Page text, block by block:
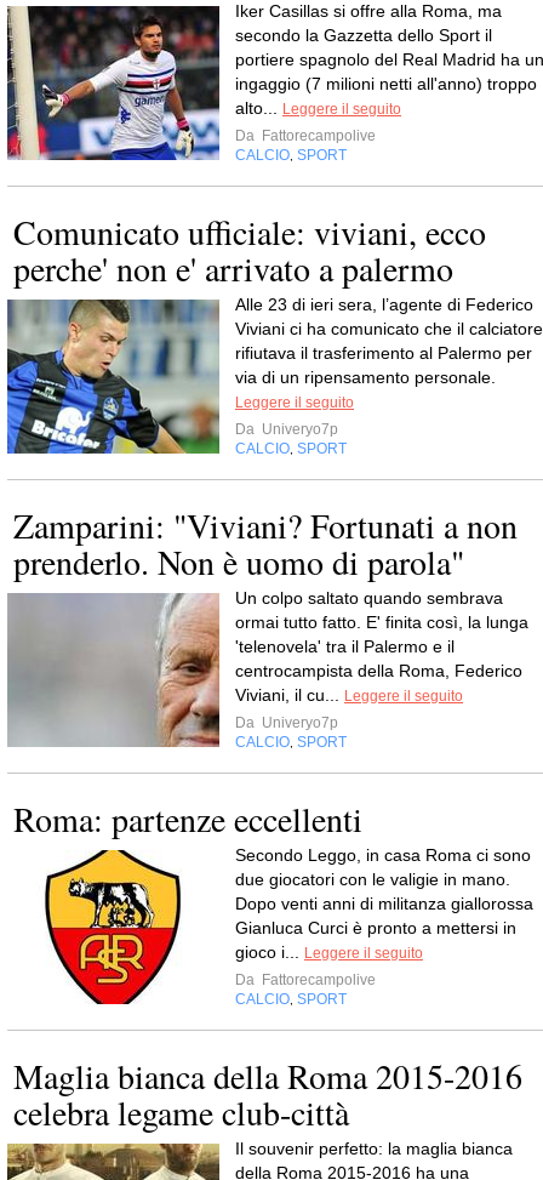
Iker Casillas si offre alla Roma, ma
secondo la Gazzetta dello Sport il
portiere spagnolo del Real Madrid ha un
ingaggio (7 milioni netti all'anno) troppo
alto...
Leggere il seguito
Da Fattorecampolive
CALCIO SPORT
Comunicato ufficiale: viviani, ecco
perche' non e' arrivato a palermo
Alle 23 di ieri sera, l’agente di Federico
Viviani ci ha comunicato che il calciatore
rifiutava il trasferimento al Palermo per
via di un ripensamento personale.
Leggere il seguito
Da Univeryo7p
CALCIO SPORT
Zamparini: "Viviani? Fortunati a non
prenderlo. Non è uomo di parola"
Un colpo saltato quando sembrava
ormai tutto fatto. E' finita così, la lunga
'telenovela' tra il Palermo e il
centrocampista della Roma, Federico
Viviani, il cu...
Leggere il seguito
Da Univeryo7p
CALCIO SPORT
Roma: partenze eccellenti
Secondo Leggo, in casa Roma ci sono
due giocatori con le valigie in mano.
Dopo venti anni di militanza giallorossa
Gianluca Curci è pronto a mettersi in
gioco i...
Leggere il seguito
Da Fattorecampolive
CALCIO SPORT
Maglia bianca della Roma 2015-2016
celebra legame club-città
Il souvenir perfetto: la maglia bianca
della Roma 2015-2016 ha una